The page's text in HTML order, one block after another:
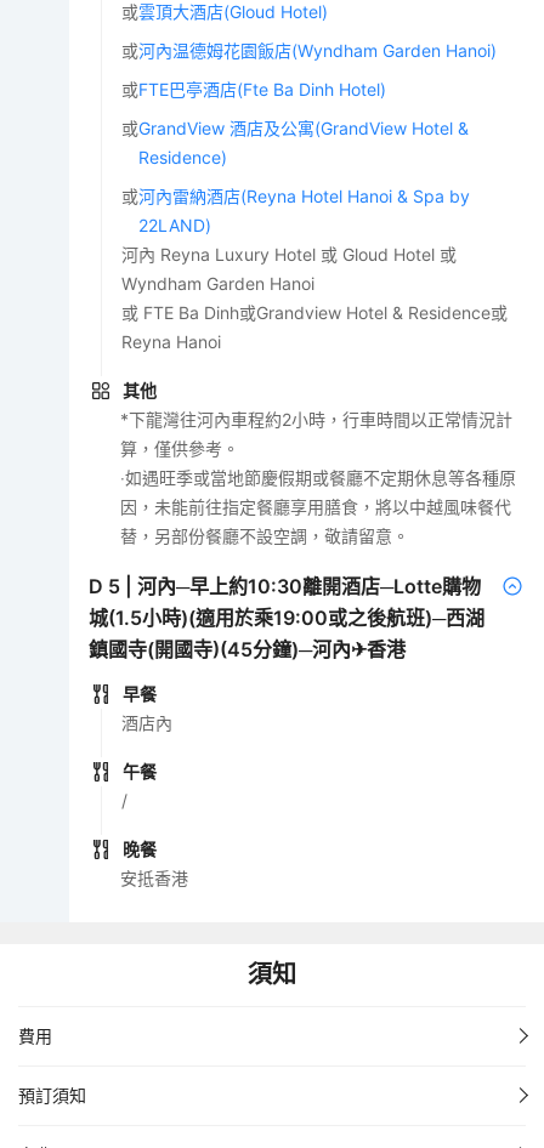
或雲頂大酒店(Gloud Hotel)
或河內温德姆花園飯店(Wyndham Garden Hanoi)
或FTE巴亭酒店(Fte Ba Dinh Hotel)
或GrandView 酒店及公寓(GrandView Hotel &
Residence)
或河內雷納酒店(Reyna Hotel Hanoi & Spa by
22LAND)
河內 Reyna Luxury Hotel 或 Gloud Hotel 或
Wyndham Garden Hanoi
或 FTE Ba Dinh或Grandview Hotel & Residence或
Reyna Hanoi
其他
*下龍灣往河內車程約2小時，行車時間以正常情況計
算，僅供參考。
‧如遇旺季或當地節慶假期或餐廳不定期休息等各種原
因，未能前往指定餐廳享用膳食，將以中越風味餐代
替，另部份餐廳不設空調，敬請留意。
D 5 |河內─早上約10:30離開酒店─Lotte購物
城(1.5小時)(適用於乘19:00或之後航班)─西湖
鎮國寺(開國寺)(45分鐘)─河內✈香港
早餐
酒店內
午餐
/
晚餐
安抵香港
須知
費用
預訂須知